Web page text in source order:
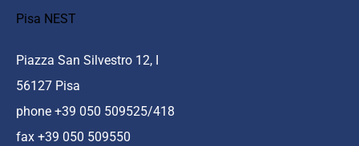
Pisa NEST
Piazza San Silvestro 12, I
56127 Pisa
phone +39 050 509525/418
fax +39 050 509550